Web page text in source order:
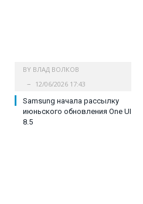
BY ВЛАД ВОЛКОВ
12/06/2026 17:43
Samsung начала рассылку
июньского обновления One UI
8.5